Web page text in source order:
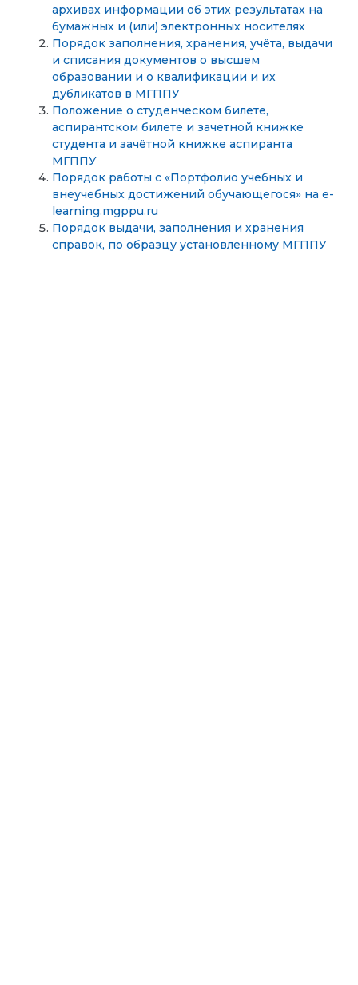
архивах информации об этих результатах на
бумажных и (или) электронных носителях
Порядок заполнения, хранения, учёта, выдачи
и списания документов о высшем
образовании и о квалификации и их
дубликатов в МГППУ
Положение о студенческом билете,
аспирантском билете и зачетной книжке
студента и зачётной книжке аспиранта
МГППУ
Порядок работы с «Портфолио учебных и
внеучебных достижений обучающегося» на e-
learning.mgppu.ru
Порядок выдачи, заполнения и хранения
справок, по образцу установленному МГППУ